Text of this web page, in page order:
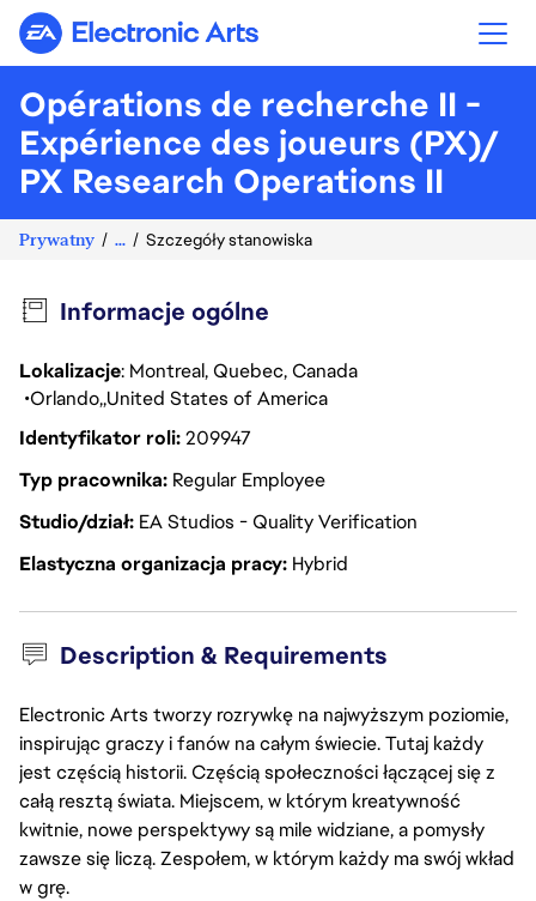
Electronic Arts
Opérations de recherche II -
Expérience des joueurs (PX)/
PX Research Operations II
Prywatny ... Szczegóły stanowiska
Informacje ogólne
Lokalizacje: Montreal, Quebec, Canada
Orlando United States of America
Identyfikator roli209947
Typ pracownika Regular Employee
Studio/dział EA Studios - Quality Verification
Elastyczna organizacja pracy Hybrid
Description & Requirements
Electronic Arts tworzy rozrywkę na najwyższym poziomie,
inspirując graczy i fanów na całym świecie. Tutaj każdy
jest częścią historii. Częścią społeczności łączącej się z
całą resztą świata. Miejscem, w którym kreatywność
kwitnie, nowe perspektywy są mile widziane, a pomysły
zawsze się liczą. Zespołem, w którym każdy ma swój wkład
w grę.